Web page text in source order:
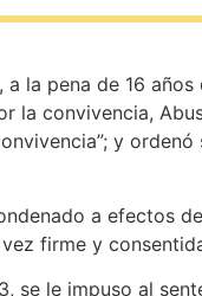
a la pena de 16
la convivencia,
y
a efectos
firme y
se le impuso al